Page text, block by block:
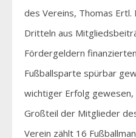
des Vereins, Thomas Ertl.
Dritteln aus
Fördergeldern
Fußballsparte spürbar
wichtiger Erfolg gewesen,
Großteil der Mitglieder
Verein zählt 16